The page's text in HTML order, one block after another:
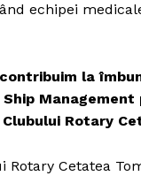
echipei
la
Rotary
Cetatea